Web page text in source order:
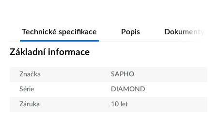
Technické specifikace Popis Dokumenty
Základní informace
Značka SAPHO
Série DIAMOND
Záruka 10 let